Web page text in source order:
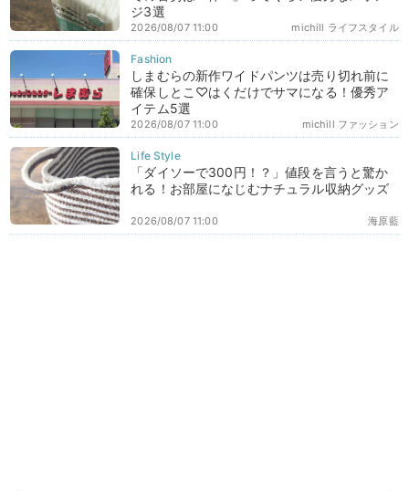
ジ3選
michill ライフスタイル
2026/08/07 11:00
しまむらの新作ワイドパンツは売り切れ前に
確保しとこ♡はくだけでサマになる！優秀ア
イテム5選
michill ファッション
2026/08/07 11:00
「ダイソーで300円！？」値段を言うと驚か
れる！お部屋になじむナチュラル収納グッズ
海原藍
2026/08/07 11:00